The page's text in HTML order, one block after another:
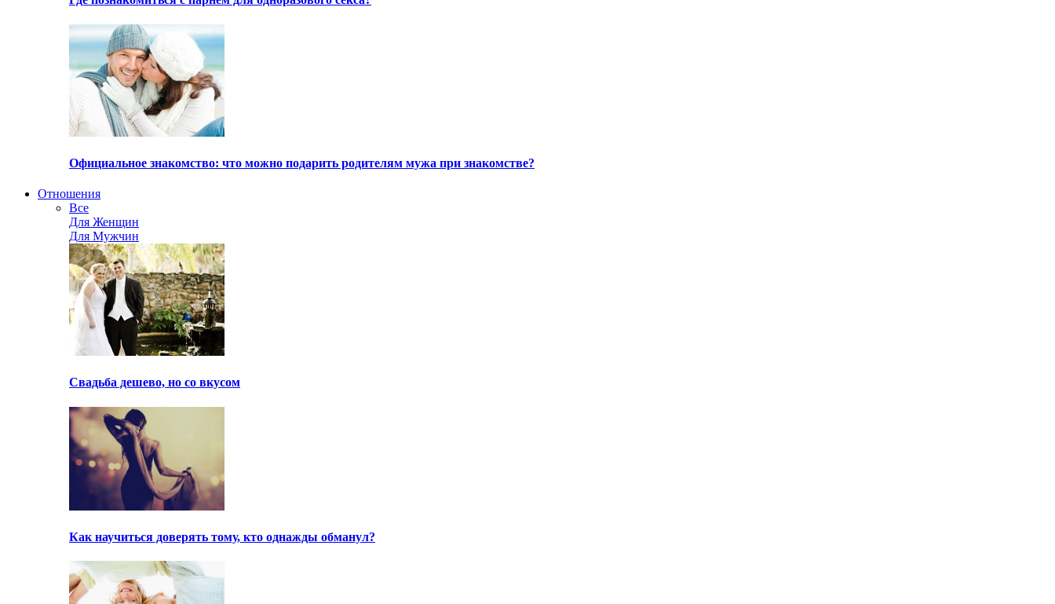
Официальное знакомство: что можно подарить родителям мужа при знакомстве?
Отношения
Все
Для Женщин
Для Мужчин
Свадьба дешево, но со вкусом
Как научиться доверять тому, кто однажды обманул?